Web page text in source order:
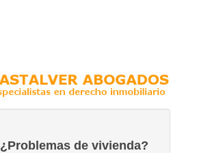
¿Problemas de vivienda?